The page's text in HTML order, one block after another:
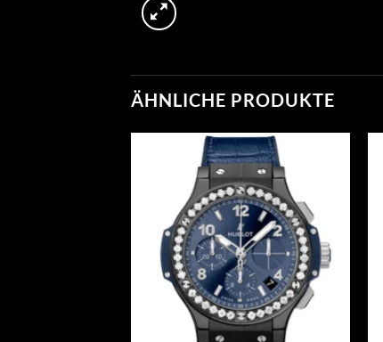
ÄHNLICHE PRODUKTE